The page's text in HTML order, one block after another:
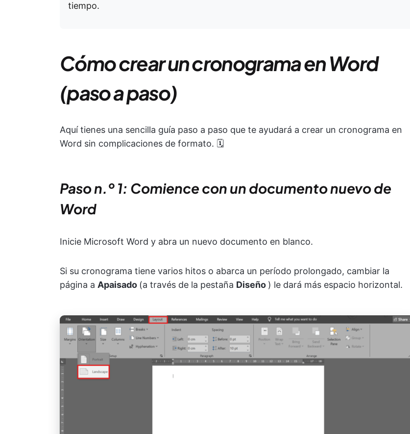
tiempo.
Cómo crear un cronograma en Word
(paso a paso)
Aquí tienes una sencilla guía paso a paso que te ayudará a crear un cronograma en
Word sin complicaciones de formato. 🗓️
Paso n.º 1: Comience con un documento nuevo de
Word
Inicie Microsoft Word y abra un nuevo documento en blanco.
Si su cronograma tiene varios hitos o abarca un período prolongado, cambiar la
página a Apaisado (a través de la pestaña Diseño ) le dará más espacio horizontal.